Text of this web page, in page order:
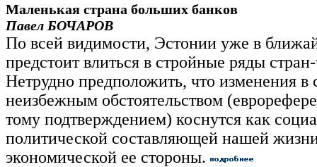
Маленькая страна больших банков
Павел БОЧАРОВ
По всей видимости, Эстонии уже в
предстоит влиться в стройные ряды
Нетрудно предположить, что изменения в
неизбежным обстоятельством
тому подтверждением) коснутся как
политической составляющей нашей
экономической ее стороны.